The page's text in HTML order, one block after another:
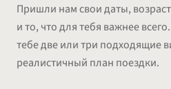
Пришли нам свои даты,
и то, что для тебя важнее
тебе две или три подходящие
реалистичный план поездки.